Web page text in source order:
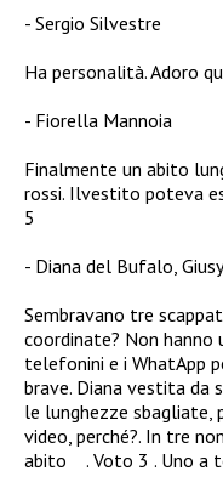
Sergio Silvestre
Ha personalità. Adoro
Fiorella Mannoia
Finalmente un abito
rossi. Ilvestito poteva
5
Diana del Bufalo,
Sembravano tre
coordinate? Non
telefonini e i WhatApp
brave. Diana vestita da
le lunghezze sbagliate,
video, perché?. In tre
abito . Voto 3 . Uno a